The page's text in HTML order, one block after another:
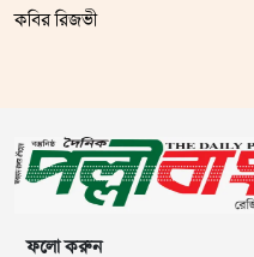
কবির রিজভী
ফলো করুন